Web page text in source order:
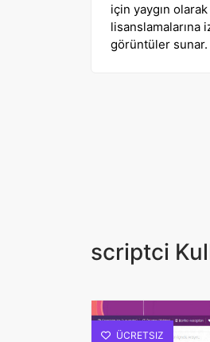
için yaygın
görüntüler sunar.
scriptci
ÜCRETSIZ